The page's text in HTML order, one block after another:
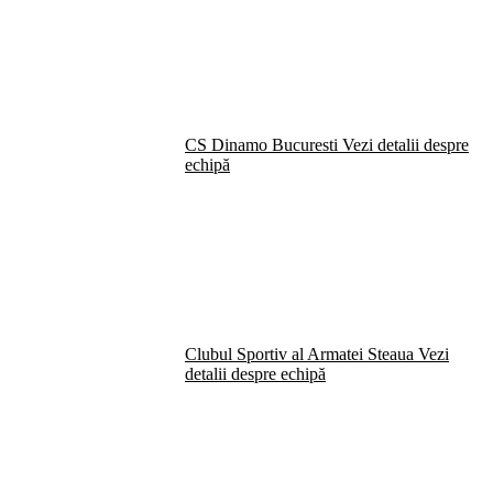
CS Dinamo Bucuresti Vezi detalii despre
echipă
Clubul Sportiv al Armatei Steaua Vezi
detalii despre echipă